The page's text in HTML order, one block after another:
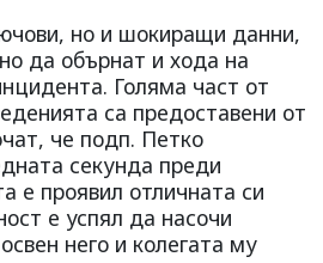
но и шокиращи данни,
да обърнат и хода на
Голяма част от
са предоставени от
че подп. Петко
секунда преди
е проявил отличната си
е успял да насочи
него и колегата му